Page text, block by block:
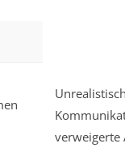
verweigerte